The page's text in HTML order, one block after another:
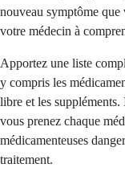
nouveau symptôme
votre médecin à
Apportez une liste
y compris les
libre et les
vous prenez chaque
médicamenteuses
traitement.